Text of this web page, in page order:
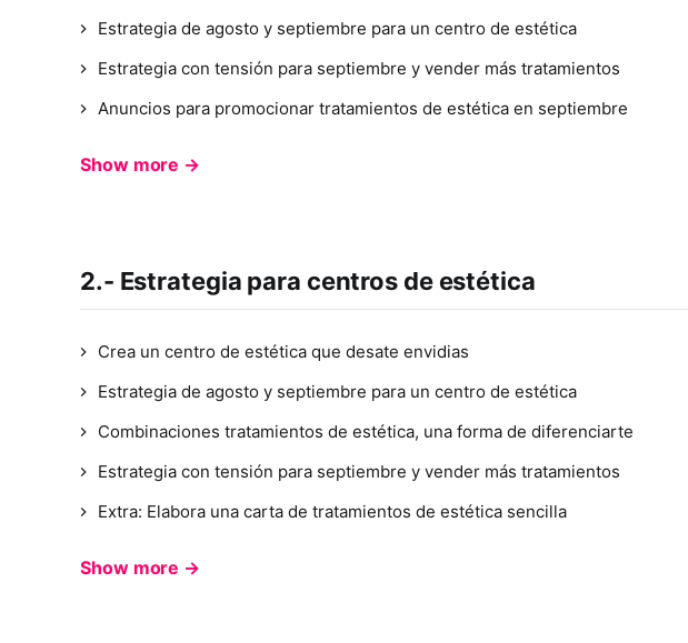
Estrategia de agosto y septiembre para un centro de estética
Estrategia con tensión para septiembre y vender más tratamientos
Anuncios para promocionar tratamientos de estética en septiembre
Show more →
2.- Estrategia para centros de estética
Crea un centro de estética que desate envidias
Estrategia de agosto y septiembre para un centro de estética
Combinaciones tratamientos de estética, una forma de diferenciarte
Estrategia con tensión para septiembre y vender más tratamientos
Extra: Elabora una carta de tratamientos de estética sencilla
Show more →